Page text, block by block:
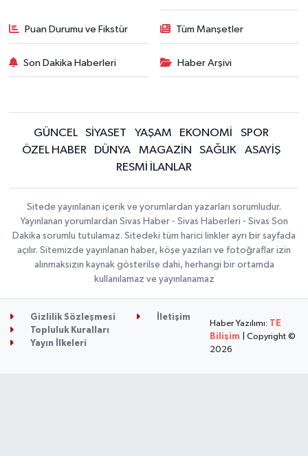
Puan Durumu ve Fikstür Tüm Manşetler
Son Dakika Haberleri Haber Arşivi
GÜNCEL SİYASET YAŞAM EKONOMİ
SPOR
ÖZEL HABER
DÜNYA MAGAZİN SAĞLIK
ASAYİŞ
RESMİ İLANLAR
Sitede yayınlanan içerik ve yorumlardan yazarları sorumludur.
Yayınlanan yorumlardan Sivas Haber - Sivas Haberleri - Sivas Son
Dakika sorumlu tutulamaz. Sitedeki tüm harici linkler ayrı bir sayfada
açılır. Sitemizde yayınlanan haber, köşe yazıları ve fotoğraflar izin
alınmaksızın kaynak gösterilse dahi, herhangi bir ortamda
kullanılamaz ve yayınlanamaz
Gizlilik Sözleşmesi
İletişim
Topluluk Kuralları
Yayın İlkeleri
Haber Yazılımı: TE
Bilişim | Copyright ©
2026